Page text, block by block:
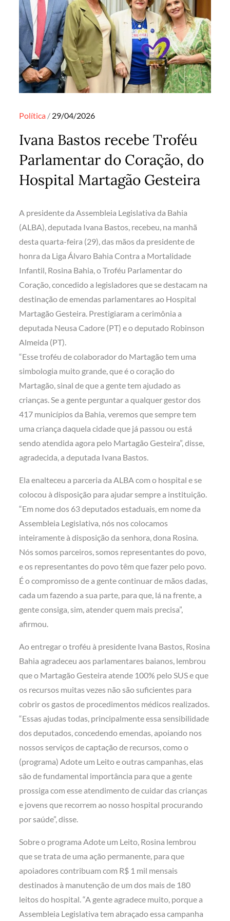
Política Posted
29/04/2026
Ivana Bastos recebe Troféu
Parlamentar do Coração, do
Hospital Martagão Gesteira
A presidente da Assembleia Legislativa da Bahia
(ALBA), deputada Ivana Bastos, recebeu, na manhã
desta quarta-feira (29), das mãos da presidente de
honra da Liga Álvaro Bahia Contra a Mortalidade
Infantil, Rosina Bahia, o Troféu Parlamentar do
Coração, concedido a legisladores que se destacam na
destinação de emendas parlamentares ao Hospital
Martagão Gesteira. Prestigiaram a cerimônia a
deputada Neusa Cadore (PT) e o deputado Robinson
Almeida (PT).
“Esse troféu de colaborador do Martagão tem uma
simbologia muito grande, que é o coração do
Martagão, sinal de que a gente tem ajudado as
crianças. Se a gente perguntar a qualquer gestor dos
417 municípios da Bahia, veremos que sempre tem
uma criança daquela cidade que já passou ou está
sendo atendida agora pelo Martagão Gesteira”, disse,
agradecida, a deputada Ivana Bastos.
Ela enalteceu a parceria da ALBA com o hospital e se
colocou à disposição para ajudar sempre a instituição.
“Em nome dos 63 deputados estaduais, em nome da
Assembleia Legislativa, nós nos colocamos
inteiramente à disposição da senhora, dona Rosina.
Nós somos parceiros, somos representantes do povo,
e os representantes do povo têm que fazer pelo povo.
É o compromisso de a gente continuar de mãos dadas,
cada um fazendo a sua parte, para que, lá na frente, a
gente consiga, sim, atender quem mais precisa”,
afirmou.
Ao entregar o troféu à presidente Ivana Bastos, Rosina
Bahia agradeceu aos parlamentares baianos, lembrou
que o Martagão Gesteira atende 100% pelo SUS e que
os recursos muitas vezes não são suficientes para
cobrir os gastos de procedimentos médicos realizados.
“Essas ajudas todas, principalmente essa sensibilidade
dos deputados, concedendo emendas, apoiando nos
nossos serviços de captação de recursos, como o
(programa) Adote um Leito e outras campanhas, elas
são de fundamental importância para que a gente
prossiga com esse atendimento de cuidar das crianças
e jovens que recorrem ao nosso hospital procurando
por saúde”, disse.
Sobre o programa Adote um Leito, Rosina lembrou
que se trata de uma ação permanente, para que
apoiadores contribuam com R$ 1 mil mensais
destinados à manutenção de um dos mais de 180
leitos do hospital. “A gente agradece muito, porque a
Assembleia Legislativa tem abraçado essa campanha